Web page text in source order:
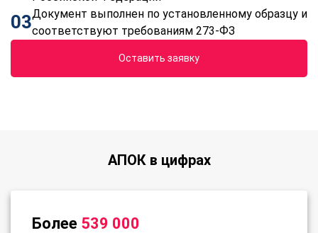
03Документ выполнен по установленному образцу и
соответствуют требованиям 273-ФЗ
Оставить заявку
АПОК в цифрах
Более 539 000